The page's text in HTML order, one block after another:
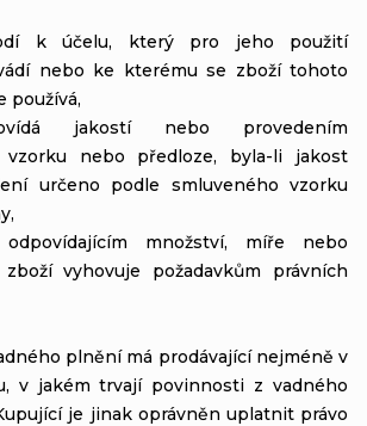
k účelu, který pro jeho použití
nebo ke kterému se zboží tohoto
používá,
jakostí nebo provedením
vzorku nebo předloze, byla-li jakost
určeno podle smluveného vzorku
množství, míře nebo
zboží vyhovuje požadavkům právních
plnění má prodávající nejméně v
v jakém trvají povinnosti z vadného
je jinak oprávněn uplatnit právo